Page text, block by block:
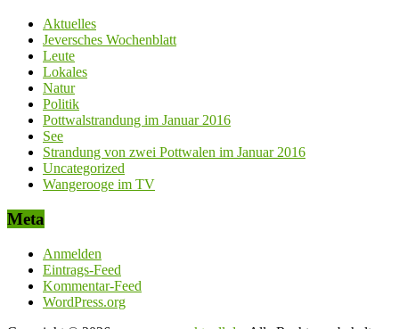
Aktuelles
Jeversches Wochenblatt
Leute
Lokales
Natur
Politik
Pottwalstrandung im Januar 2016
See
Strandung von zwei Pottwalen im Januar 2016
Uncategorized
Wangerooge im TV
Meta
Anmelden
Eintrags-Feed
Kommentar-Feed
WordPress.org